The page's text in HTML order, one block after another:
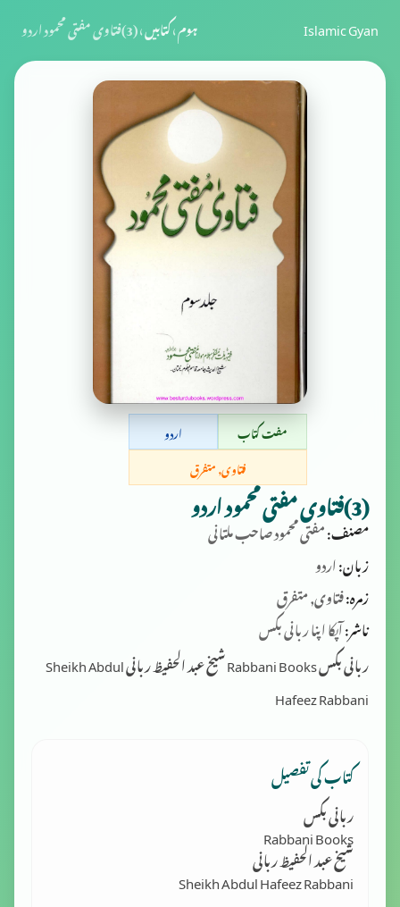
Islamic Gyan ہوم›کتابیں›(3)فتاوی مفتی محمود اردو
مفت کتاب
اردو
فتاوی, متفرق
(3)فتاوی مفتی محمود اردو
مصنف:مفتی محمود صاحب ملتانی
زبان:اردو
زمرہ:فتاوی, متفرق
ناشر:آپکا اپنا ربانی بکس
ربانی بکس Rabbani Books شیخ عبد الحفیظ ربانی Sheikh Abdul
Hafeez Rabbani
کتاب کی تفصیل
ربانی بکس
Rabbani Books
شیخ عبد الحفیظ ربانی
Sheikh Abdul Hafeez Rabbani